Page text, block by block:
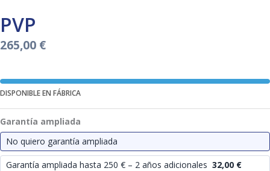
PVP
265,00 €
DISPONIBLE EN FÁBRICA
Garantía ampliada
No quiero garantía ampliada
Garantía ampliada hasta 250 € – 2 años adicionales 32,00 €